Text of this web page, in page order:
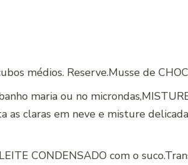
médios. Reserve.Musse de
maria ou no
as claras em neve e misture
CONDENSADO com o